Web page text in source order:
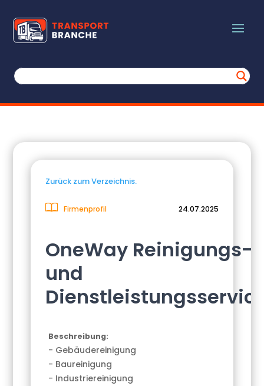
Zurück zum Verzeichnis.
Firmenprofil 24.07.2025
OneWay Reinigungs-
und
Beschreibung:
- Gebäudereinigung
- Baureinigung
- Industriereinigung